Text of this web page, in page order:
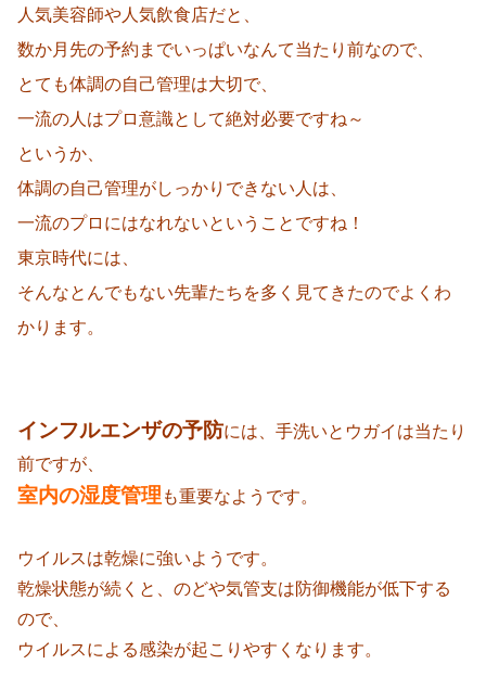
人気美容師や人気飲食店だと、
数か月先の予約までいっぱいなんて当たり前なので、
とても体調の自己管理は大切で、
一流の人はプロ意識として絶対必要ですね～
というか、
体調の自己管理がしっかりできない人は、
一流のプロにはなれないということですね！
東京時代には、
そんなとんでもない先輩たちを多く見てきたのでよくわ
かります。
インフルエンザの予防には、手洗いとウガイは当たり
前ですが、
室内の湿度管理 も重要なようです。
ウイルスは乾燥に強いようです。
乾燥状態が続くと、のどや気管支は防御機能が低下する
ので、
ウイルスによる感染が起こりやすくなります。